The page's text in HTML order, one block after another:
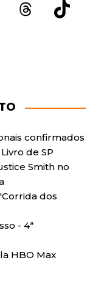
confirmados
de SP
Smith no
dos
- 4ª
HBO Max